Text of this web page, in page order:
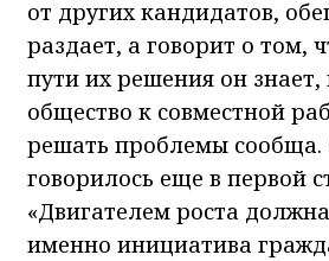
от других кандидатов,
раздает, а говорит о том,
пути их решения он знает,
общество к совместной
решать проблемы сообща.
говорилось еще в первой
«Двигателем роста
именно инициатива